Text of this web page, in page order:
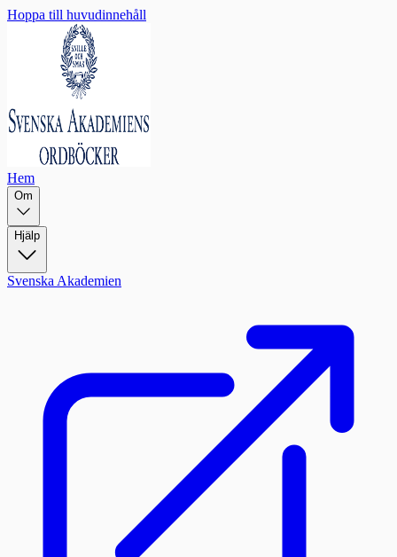
Hoppa till huvudinnehåll
Hem
Om
Hjälp
Svenska Akademien